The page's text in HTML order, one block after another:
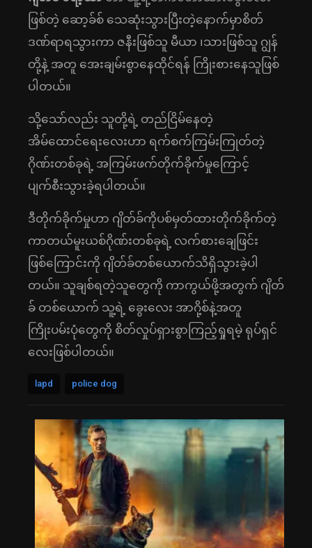
ဖြစ်တဲ့ ဆော့ခ်စ် သေဆုံးသွားပြီးတဲ့နောက်မှာစိတ်
ဒဏ်ရာရသွားကာ ဇနီးဖြစ်သူ မီယာ ၊သားဖြစ်သူ ဂျွန်
တို့နဲ့ အတူ အေးချမ်းစွာနေထိုင်ရန် ကြိုးစားနေသူဖြစ်
ပါတယ်။
သို့သော်လည်း သူတို့ရဲ့ တည်ငြိမ်နေတဲ့
အိမ်ထောင်ရေးလေးဟာ ရက်စက်ကြမ်းကြုတ်တဲ့
ဂိုဏ်းတစ်ခုရဲ့ အကြမ်းဖက်တိုက်ခိုက်မှုကြောင့်
ပျက်စီးသွားခဲ့ရပါတယ်။
ဒီတိုက်ခိုက်မှုဟာ ဂျိတ်ခ်ကိုပစ်မှတ်ထားတိုက်ခိုက်တဲ့
ကာတယ်မူးယစ်ဂိုဏ်းတစ်ခုရဲ့ လက်စားချေဖြင်း
ဖြစ်ကြောင်းကို ဂျိတ်ခ်တစ်ယောက်သိရှိသွားခဲ့ပါ
တယ်။ သူချစ်ရတဲ့သူတွေကို ကာကွယ်ဖို့အတွက် ဂျိတ်
ခ် တစ်ယောက် သူ့ရဲ့ ခွေးလေး အာဂို့စ်နဲ့အတူ
ကြိုးပမ်းပုံတွေကို စိတ်လှုပ်ရှားစွာကြည့်ရှုရမဲ့ ရုပ်ရှင်
လေးဖြစ်ပါတယ်။
lapd police dog